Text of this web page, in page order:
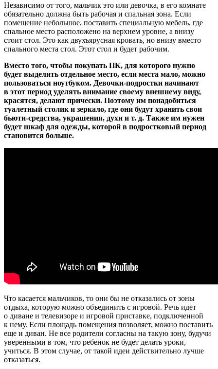
Независимо от того, мальчик это или девочка, в его комнате
обязательно должна быть рабочая и спальная зона. Если
помещение небольшое, поставить специальную мебель, где
спальное место расположено на верхнем уровне, а внизу
стоит стол. Это как двухъярусная кровать, но внизу вместо
спального места стол. Этот стол и будет рабочим.
Вместо того, чтобы покупать ПК, для которого нужно
будет выделить отдельное место, если места мало, можно
пользоваться ноутбуком. Девочки-подростки начинают
в этот период уделять внимание своему внешнему виду,
красятся, делают прически. Поэтому им понадобиться
туалетный столик и зеркало, где они будут хранить свои
бьюти-средства, украшения, духи и т. д. Также им нужен
будет шкаф для одежды, которой в подростковый период
становится больше.
Что касается мальчиков, то они бы не отказались от зоны
отдыха, которую можно объединить с игровой. Речь идет
о диване и телевизоре и игровой приставке, подключенной
к нему. Если площадь помещения позволяет, можно поставить
еще и диван. Не все родители согласны на такую зону, будучи
уверенными в том, что ребенок не будет делать уроки,
учиться. В этом случае, от такой идеи действительно лучше
отказаться.